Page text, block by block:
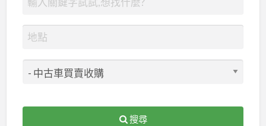
搜尋